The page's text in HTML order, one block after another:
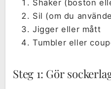
Shaker (boston
Sil (om du
Jigger eller mått
Tumbler eller
Steg 1: Gör